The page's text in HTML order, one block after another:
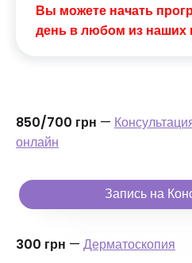
Вы можете начать
день в любом из наших
850/700 грн —
онлайн
Запись на
300 грн — Дерматоскопия